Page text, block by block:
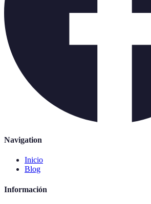
Navigation
Inicio
Blog
Información